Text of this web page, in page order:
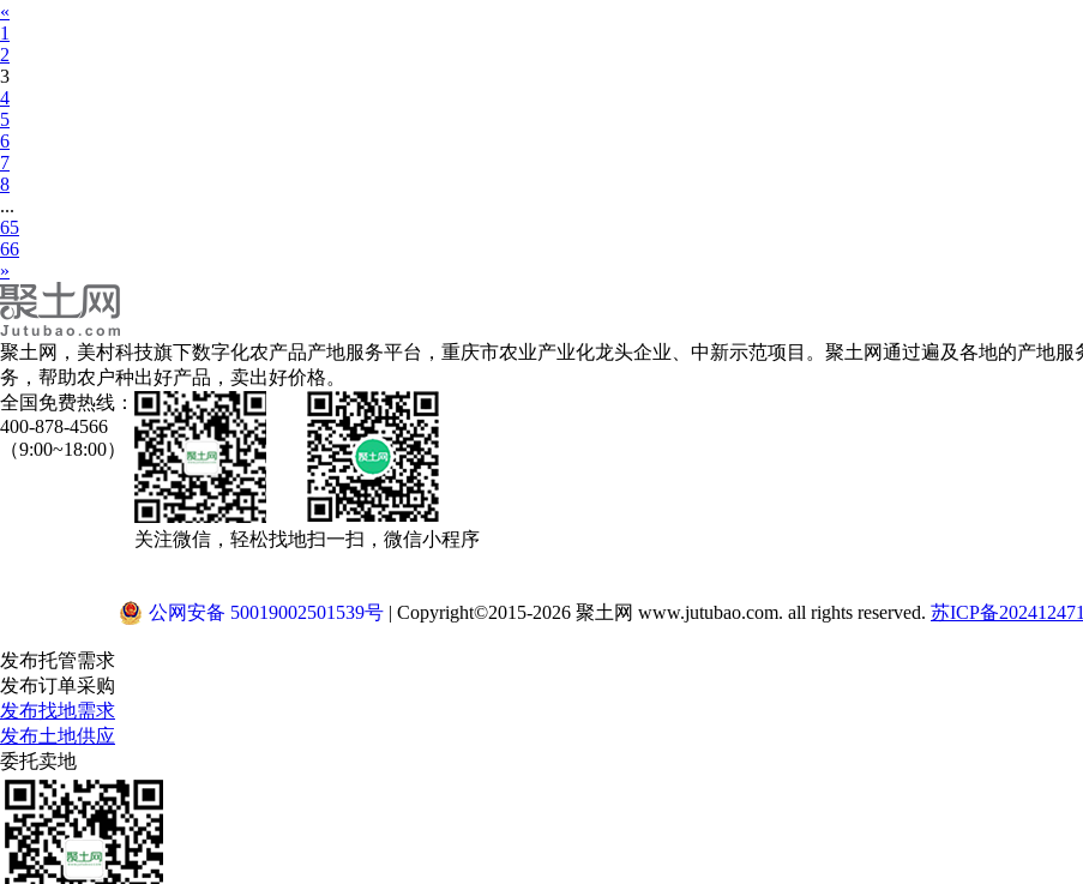
«
1
2
3
4
5
6
7
8
...
65
66
»
聚土网，美村科技旗下数字化农产品产地服务平台，重庆市农业产业化龙头企业、中新示范项目。聚土网通过遍及各地的产地
务，帮助农户种出好产品，卖出好价格。
全国免费热线：
400-878-4566
（9:00~18:00）
关注微信，轻松找地扫一扫，微信小程序
公网安备 50019002501539号 | Copyright©2015-2026 聚土网 www.jutubao.com. all rights reserved. 苏ICP备
发布托管需求
发布订单采购
发布找地需求
发布土地供应
委托卖地